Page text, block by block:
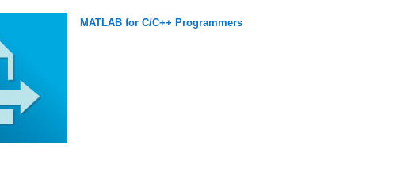
MATLAB for C/C++ Programmers